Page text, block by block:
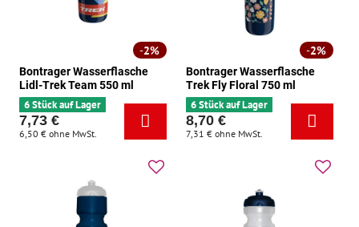
2%
Bontrager Wasserflasche
Lidl-Trek Team 550 ml
6 Stück auf Lager
7,73 €
6,50 € ohne MwSt.
2%
Bontrager Wasserflasche
Trek Fly Floral 750 ml
6 Stück auf Lager
8,70 €
7,31 € ohne MwSt.